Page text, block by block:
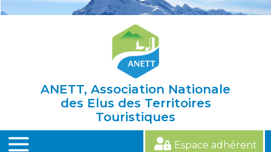
ANETT, Association Nationale
des Elus des Territoires
Touristiques
Espace adhérent